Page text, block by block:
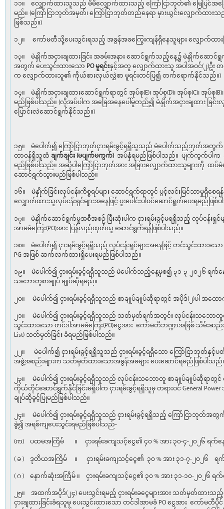
၁၁။ လျှောက်ထားသူသည် မိမိလျှောက်ထားသည့် ကြော်ငြာဘုတ်၏ မြေပြင်အခ
မည်။ (ကြော်ငြာဘုတ်အမှတ်၊ ကြော်ငြာဘုတ်တည်နေရာ မှားယွင်းလျှောက်ထ
ဖြစ်သည်။)
၁၂။ ကော်မတီသို့ပေးသွင်းရသည့် အခွန်အခကြွေးကျန်ရှိနေသူများ လျှောက်ထ
၁၃။ မဲနှိုက်အငှားချထားခြင်း အခမ်းအနား ဆောင်ရွက်သည့်နေ့၌ မဲနှိုက်ဆေ
အတွက် ပေးသွင်းထားသော POမူရင်းနှင့်အတူ လျှောက်ထားသူ အပါအဝင်(၂)ဦ
က လျှောက်ထားသူ၏ ကိုယ်စားလှယ်လွှဲစာ မူရင်းတင်ပြ၍ တက်ရောက်နိုင်သည်။)
၁၄။ မဲနှိုက်အငှားချထားဆောင်ရွက်ရာတွင် အုပ်စု(E)၊ အုပ်စု(D)၊ အုပ်စု(C)၊ အုပ်
မည်ဖြစ်ပါသည်။ (လိုအပ်ပါက အခြေအနေပေါ်မူတည်၍ မဲနှိုက်အငှားချထား ခြ
ပြောင်းလဲဆောင်ရွက်နိုင်သည်။)
၁၅။ မဲပေါက်၍ ကြော်ငြာဘုတ်ငှားရမ်းခွင့်ရရှိသူသည် မဲပေါက်သည့်ဘုတ်အတွက် ပ
တာဝန်ရှိသူထံချက်ချင်း (မပျက်မကွက်)အပ်နှံရမည်ဖြစ်ပါသည်။ ပျက်ကွက်ပါက အ
မည်ဖြစ်ပါသည်။ အဆိုပါကြော်ငြာဘုတ်အား အခြားလျှောက်ထားသူများကို ထ
ဆောင်ရွက်သွားမည်ဖြစ်ပါသည်။
၁၆။ မဲနှိုက်ခြင်းလုပ်ငန်းကိစ္စရပ်များ ဆောင်ရွက်ရာတွင် ပွင့်လင်းမြင်သာမှုရှိစေ
လျှောက်ထားသူလုပ်ငန်းရှင်များအနေဖြင့် ပူးပေါင်းပါဝင်ဆောင်ရွက်ပေးရမည်ဖြစ်
၁၇။ မဲနှိုက်ဆောင်ရွက်မှုအစီအစဉ် ပြီးဆုံးပါက ငှားရမ်းခွင့်မရရှိသည့် လုပ်ငန်းရှင်မ
အာမခံကြေး(PO)အား ပြန်လည်ထုတ်ယူ ဆောင်ရွက်ရန်ဖြစ်ပါသည်။
၁၈။ မဲပေါက်၍ ငှားရမ်းခွင့်ရရှိသည့် လုပ်ငန်းရှင်များအနေဖြင့် တင်သွင်းထားသော
PG အဖြစ် ဆက်လက်ထားရှိပေးရမည်ဖြစ်ပါသည်။
၁၉။ မဲပေါက်၍ ငှားရမ်းခွင့်ရရှိသူသည် မဲပေါက်သည့်နေ့မှစ၍ ၃၁-၃-၂၀၂၆ ရက်နေ့
သဘောတူစာချုပ် ချုပ်ဆိုရမည်။
၂၀။ မဲပေါက်၍ ငှားရမ်းခွင့်ရရှိသူသည် စာချုပ်ချုပ်ဆိုရာတွင် အပိုဒ်(၂)ပါ အထ
၂၁။ မဲပေါက်၍ ငှားရမ်းခွင့်ရရှိသူသည် သတ်မှတ်ရက်အတွင်း လုပ်ငန်းသဘောတူစ
သွင်းထားသော တင်ဒါအာမခံကြေး(PO)ငွေအား ကော်မတီဘဏ္ဍာအဖြစ် သိမ်းဆည်
List) သတ်မှတ်ခြင်း ခံရမည်ဖြစ်ပါသည်။
၂၂။ မဲပေါက်၍ ငှားရမ်းခွင့်ရရှိသူသည် ငှားရမ်းခွင့်ရရှိသော ကြော်ငြာဘုတ်နှ
အဖွဲ့အစည်းများက သတ်မှတ်ထားသောအခွန်အခများ ပေးဆောင်ရမည်ဖြစ်ပါသည်
၂၃။ မဲပေါက်၍ ငှားရမ်းခွင့်ရရှိသူသည် လုပ်ငန်းသဘောတူ စာချုပ်ချုပ်ဆိုရာတွင်
ကိုယ်တိုင်ဆောင်ရွက်နိုင်ခြင်းမရှိပါက ငှားရမ်းခွင့်ရရှိသူမှ တရားဝင် General
ချုပ်ဆိုခွင့်ပြုမည်ဖြစ်ပါသည်။
၂၄။ မဲပေါက်၍ ငှားရမ်းခွင့်ရရှိသူသည် ငှားရမ်းခွင့်ရရှိသည့် ကြော်ငြာဘုတ်အတွက်
ခွဲ၍ အရစ်ကျပေးသွင်းရမည်ဖြစ်ပါသည်-
(က) ပထမအကြိမ် ။ ငှားရမ်းခကျသင့်ငွေ၏ ၄၀ % အား ၃၀-၄-၂၀၂၆ ရက်နေ့
( ခ ) ဒုတိယအကြိမ် ။ ငှားရမ်းခကျသင့်ငွေ၏ ၃၀ % အား ၃၁-၇-၂၀၂၆ ရက်
( ဂ ) နောက်ဆုံးအကြိမ် ။ ငှားရမ်းခကျသင့်ငွေ၏ ၃၀ % အား ၃၁-၁၀-၂၀၂၆ ရ
၂၅။ အထက်အပိုဒ်(၂၄) ပေးသွင်းရမည့် ငှားရမ်းခငွေများအား သတ်မှတ်ထား
ငှားချထားခြင်းခံရသူမှ ပေးသွင်းထားသော တင်ဒါအာမခံ PO ငွေအား ကော်မ